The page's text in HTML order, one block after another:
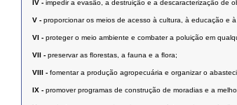
IV - impedir a evasão, a destruição e a descaracterização de
V - proporcionar os meios de acesso à cultura, à educação e à
VI - proteger o meio ambiente e combater a poluição em
VII - preservar as ﬂorestas, a fauna e a ﬂora;
VIII - fomentar a produção agropecuária e organizar o
IX - promover programas de construção de moradias e a